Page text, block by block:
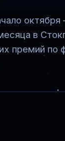
в
премий по